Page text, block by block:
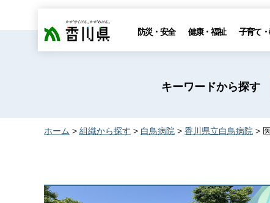
香川県 防災・安全 健康・福祉 子育て
キーワードから探す
ホーム > 組織から探す > 白鳥病院 > 香川県立白鳥病院 >